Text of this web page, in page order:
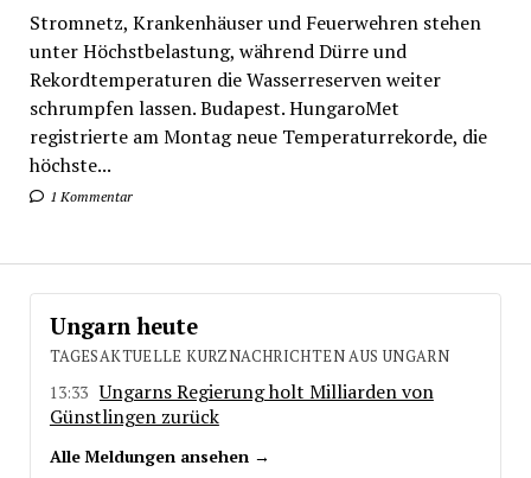
Stromnetz, Krankenhäuser und Feuerwehren stehen
unter Höchstbelastung, während Dürre und
Rekordtemperaturen die Wasserreserven weiter
schrumpfen lassen. Budapest. HungaroMet
registrierte am Montag neue Temperaturrekorde, die
höchste...
1 Kommentar
Ungarn heute
TAGESAKTUELLE KURZNACHRICHTEN AUS UNGARN
13:33 Ungarns Regierung holt Milliarden von
Günstlingen zurück
Alle Meldungen ansehen →